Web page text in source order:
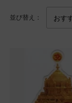
並び替え：